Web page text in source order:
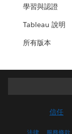
學習與認證
Tableau 說明
所有版本
信任
法律 服務條款